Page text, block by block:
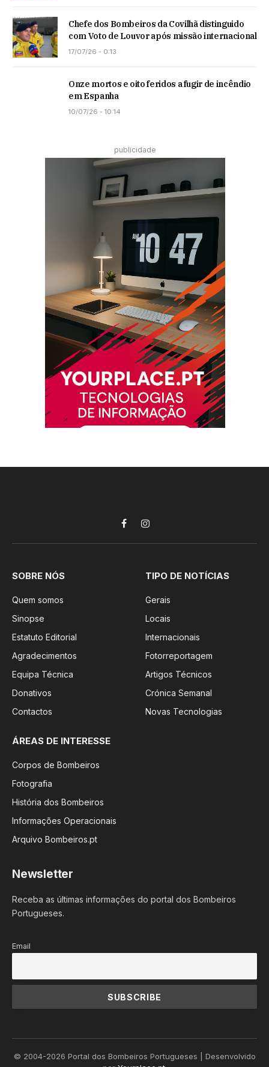
Chefe dos Bombeiros da Covilhã distinguido
com Voto de Louvor após missão internacional
17/07/26 - 0:13
Onze mortos e oito feridos a fugir de incêndio
em Espanha
10/07/26 - 10:14
publicidade
FacebookInstagram
SOBRE NÓS
Quem somos
Sinopse
Estatuto Editorial
Agradecimentos
Equipa Técnica
Donativos
Contactos
TIPO DE NOTÍCIAS
Gerais
Locais
Internacionais
Fotorreportagem
Artigos Técnicos
Crónica Semanal
Novas Tecnologias
ÁREAS DE INTERESSE
Corpos de Bombeiros
Fotografia
História dos Bombeiros
Informações Operacionais
Arquivo Bombeiros.pt
Newsletter
Receba as últimas informações do portal dos Bombeiros
Portugueses.
Email
© 2004-2026 Portal dos Bombeiros Portugueses | Desenvolvido